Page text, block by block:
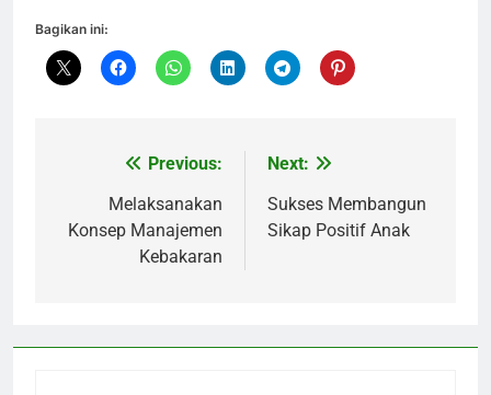
Bagikan ini:
NavigasiPrevious:
Melaksanakan
Konsep Manajemen
Kebakaran
Next:
Sukses Membangun
Sikap Positif Anak